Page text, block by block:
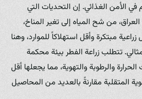
الأمن الغذائي. إن التحديات التي
من شح المياه إلى تغير المناخ،
مبتكرة وأقل استهلاكاً للموارد، وهنا
تتطلب زراعة الفطر بيئة محكمة
والرطوبة والتهوية، مما يجعلها أقل
المتقلبة مقارنةً بالعديد من المحاصيل